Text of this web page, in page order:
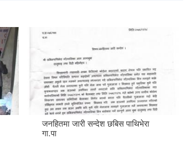
जनहितमा जारी सन्देश छबिस पाथिभेरा
गा.पा